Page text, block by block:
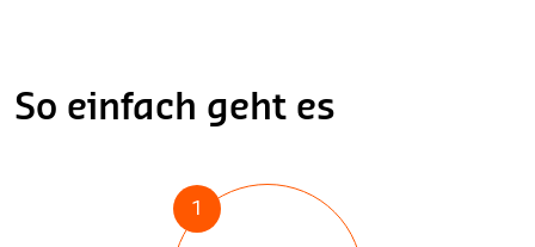
So einfach geht es
1